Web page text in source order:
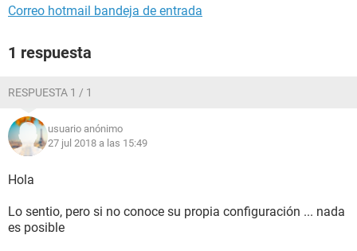
Correo hotmail bandeja de entrada
1 respuesta
RESPUESTA 1 / 1
usuario anónimo
27 jul 2018 a las 15:49
Hola
Lo sentio, pero si no conoce su propia configuración ... nada
es posible